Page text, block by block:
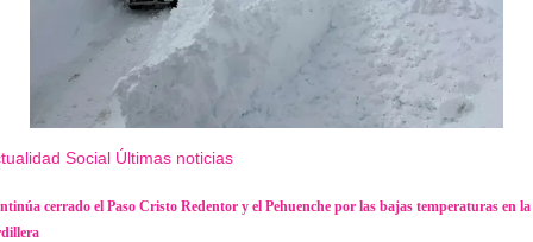
Social Últimas noticias
cerrado el Paso Cristo Redentor y el Pehuenche por las bajas temperaturas en la